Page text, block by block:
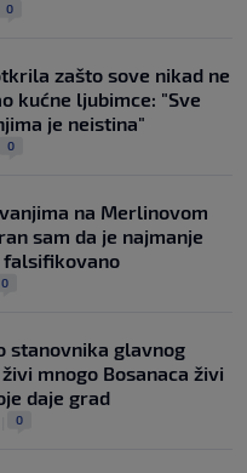
0
zašto sove nikad ne
kućne ljubimce: "Sve
je neistina"
0
na Merlinovom
sam da je najmanje
falsifikovano
0
stanovnika glavnog
mnogo Bosanaca živi
daje grad
0